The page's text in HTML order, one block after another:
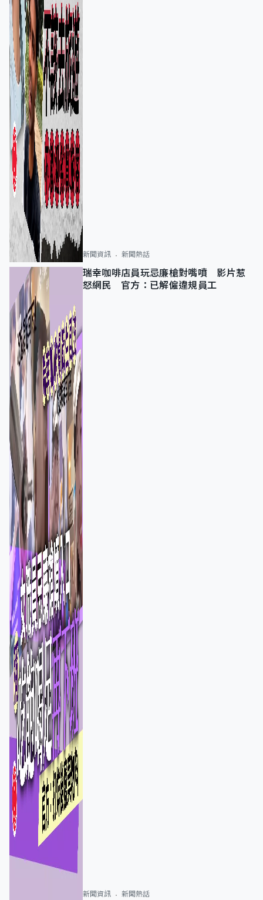
新聞資訊 新聞熱話
瑞幸咖啡店員玩忌廉槍對嘴噴 影片惹
怒網民 官方：已解僱違規員工
新聞資訊 新聞熱話